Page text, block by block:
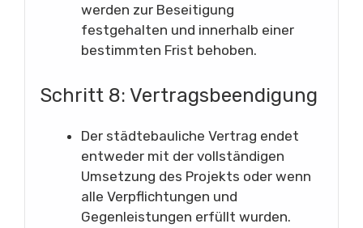
werden zur Beseitigung
festgehalten und innerhalb einer
bestimmten Frist behoben.
Schritt 8: Vertragsbeendigung
Der städtebauliche Vertrag endet
entweder mit der vollständigen
Umsetzung des Projekts oder wenn
alle Verpflichtungen und
Gegenleistungen erfüllt wurden.